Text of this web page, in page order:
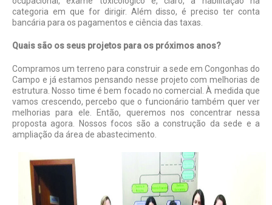
categoria em que for dirigir. Além disso, é preciso ter conta
bancária para os pagamentos e ciência das taxas.
Quais são os seus projetos para os próximos anos?
Compramos um terreno para construir a sede em Congonhas do
Campo e já estamos pensando nesse projeto com melhorias de
estrutura. Nosso time é bem focado no comercial. À medida que
vamos crescendo, percebo que o funcionário também quer ver
melhorias para ele. Então, queremos nos concentrar nessa
proposta agora. Nossos focos são a construção da sede e a
ampliação da área de abastecimento.